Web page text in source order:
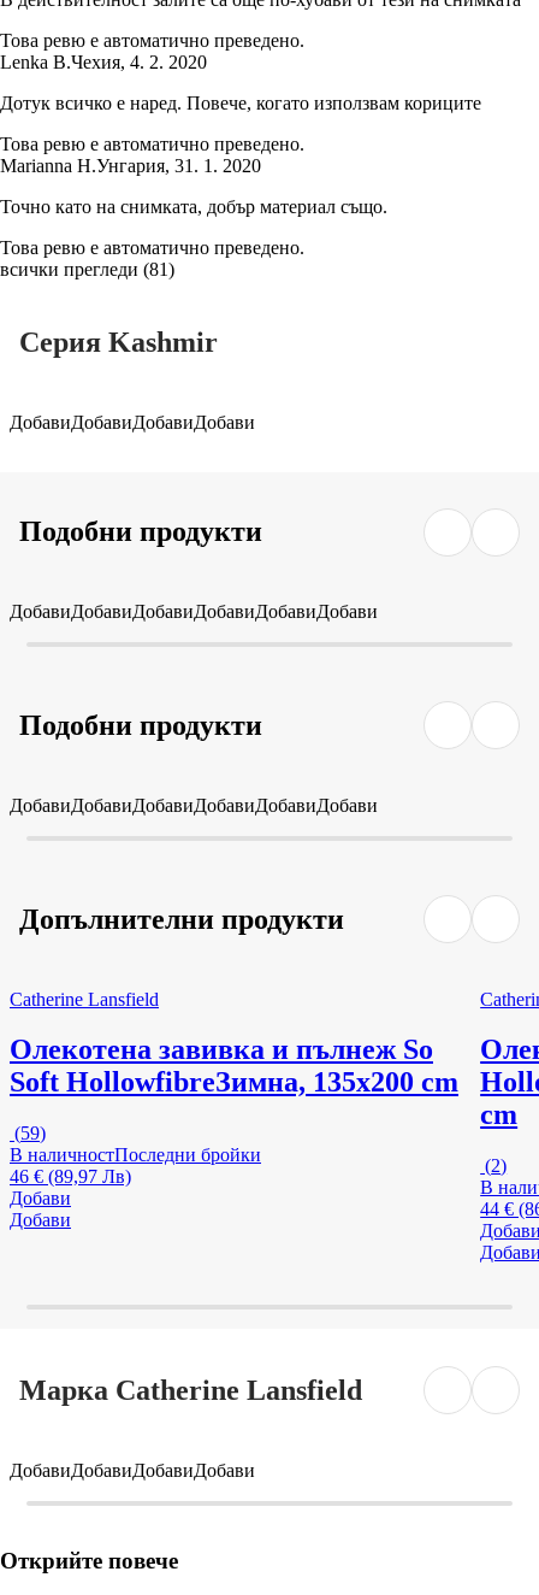
Това ревю е автоматично преведено.
Lenka B.Чехия, 4. 2. 2020
Дотук всичко е наред. Повече, когато използвам кориците
Това ревю е автоматично преведено.
Marianna H.Унгария, 31. 1. 2020
Точно като на снимката, добър материал също.
Това ревю е автоматично преведено.
всички прегледи (81)
Серия Kashmir
ДобавиДобавиДобавиДобави
Подобни продукти
ДобавиДобавиДобавиДобавиДобавиДобави
Подобни продукти
ДобавиДобавиДобавиДобавиДобавиДобави
Допълнителни продукти
Catherine Lansfield
Олекотена завивка и пълнеж So
Soft HollowfibreЗимна, 135x200 cm
(59)
В наличностПоследни бройки
46 € (89,97 Лв)
Добави
Добави
cm
(2)
В
44 €
Марка Catherine Lansfield
ДобавиДобавиДобавиДобави
Открийте повече